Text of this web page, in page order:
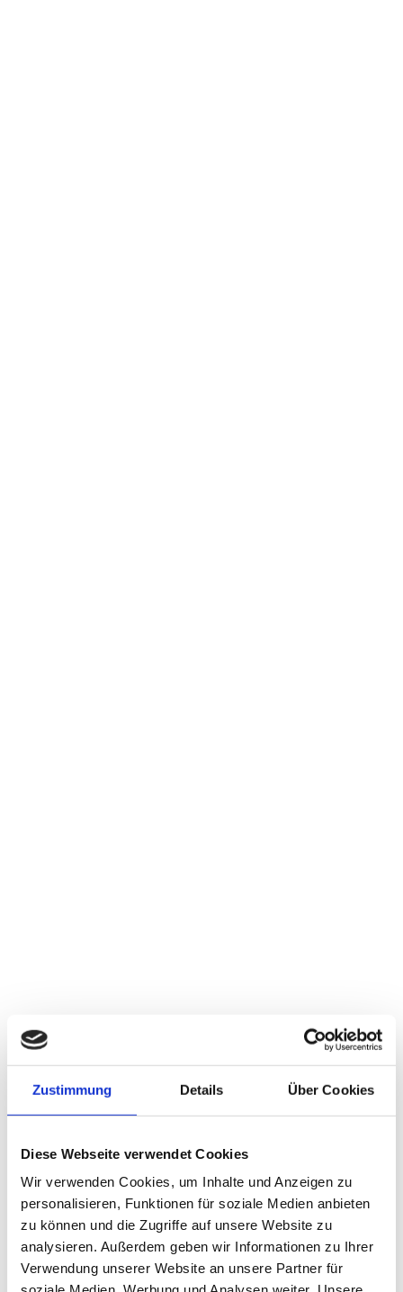
Zustimmung Details Über Cookies
Diese Webseite verwendet Cookies
Wir verwenden Cookies, um Inhalte und Anzeigen zu
personalisieren, Funktionen für soziale Medien anbieten
zu können und die Zugriffe auf unsere Website zu
analysieren. Außerdem geben wir Informationen zu Ihrer
Verwendung unserer Website an unsere Partner für